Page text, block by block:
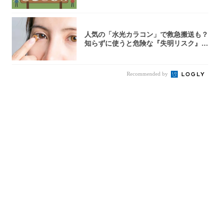
人気の「水光カラコン」で救急搬送も？
知らずに使うと危険な『失明リスク』と
Recommended by